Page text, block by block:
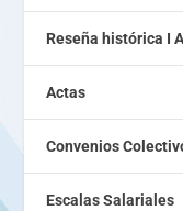
Reseña histórica I
Actas
Convenios
Escalas Salariales